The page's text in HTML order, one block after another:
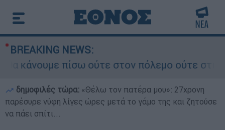
BREAKING NEWS:
πίσω ούτε στον πόλεμο ούτε στις
δημοφιλές τώρα: «Θέλω τον πατέρα μου»: 27χρονη
παρέσυρε νύφη λίγες ώρες μετά το γάμο της και ζητούσε
να πάει σπίτι...